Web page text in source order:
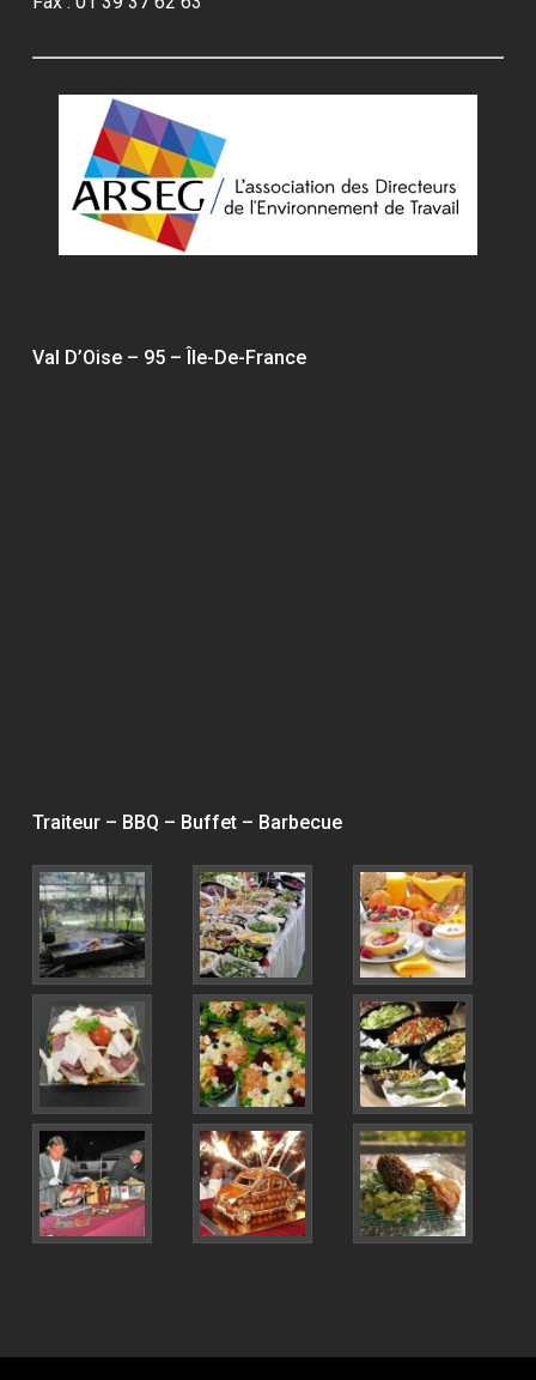
Val D’Oise – 95 – Île-De-France
Traiteur – BBQ – Buffet – Barbecue